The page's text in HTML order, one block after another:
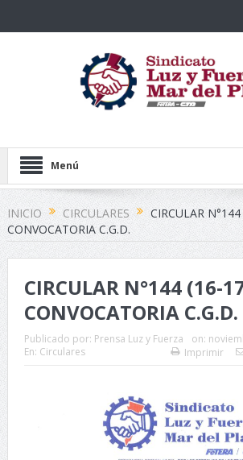
Menú
INICIO CIRCULARES
CIRCULAR
CONVOCATORIA C.G.D.
CIRCULAR N°144 (16-
CONVOCATORIA C.G.D.
Publicado por: Prensa Luz y Fuerza on:
En: Circulares Imprimir